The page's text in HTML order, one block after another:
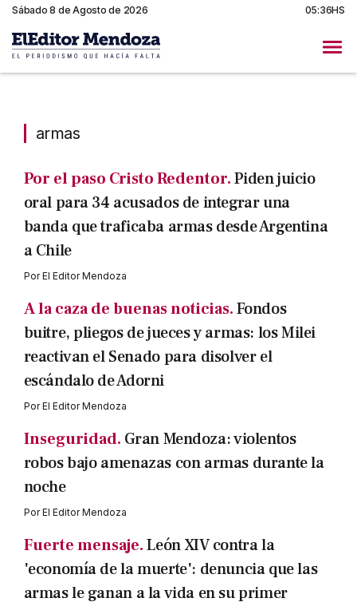
Sábado 8 de Agosto de 2026 05:36HS
armas
Por el paso Cristo Redentor.Piden juicio
oral para 34 acusados de integrar una
banda que traficaba armas desde Argentina
a Chile
PorEl Editor Mendoza
A la caza de buenas noticias.Fondos
buitre, pliegos de jueces y armas: los Milei
reactivan el Senado para disolver el
escándalo de Adorni
PorEl Editor Mendoza
Inseguridad. Gran Mendoza: violentos
robos bajo amenazas con armas durante la
noche
PorEl Editor Mendoza
Fuerte mensaje.León XIV contra la
'economía de la muerte': denuncia que las
armas le ganan a la vida en su primer